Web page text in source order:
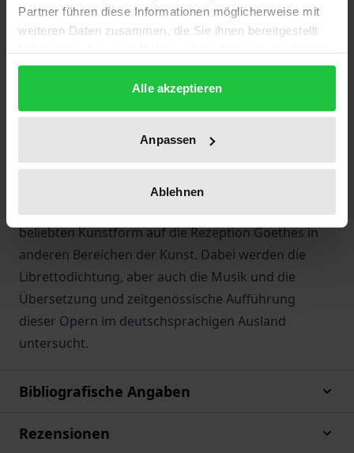
Partner führen diese Informationen möglicherweise mit
weiteren Daten zusammen, die Sie ihnen bereitgestellt
gesammelt haben.
Alle akzeptieren
Anpassen
Ablehnen
Teil der Werke des französischen Musiktheaters
zwischen 1830 und 1900, die auf Goethe
Scribe und Komponisten von Berlioz, Gounod bis
Massenet. Im Vordergrund steht die Stellung dieser
intermedialen Kunstwerke in der französischen
Rezeption: Zunächst werden Überlieferung und
Entstehung in den Blick genommen, dann die
beliebten Kunstform auf die Rezeption Goethes in
anderen Bereichen der Kunst. Dabei werden die
Librettodichtung, aber auch die Musik und die
Übersetzung und zeitgenössische Aufführung
dieser Opern im deutschsprachigen Ausland
untersucht.
Bibliografische Angaben
Rezensionen